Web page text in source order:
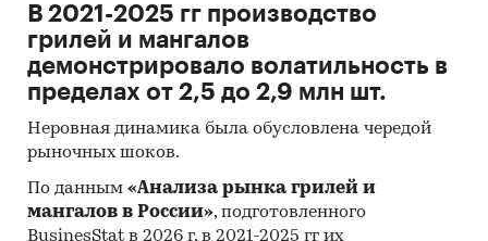
В 2021-2025 гг производство
грилей и мангалов
демонстрировало волатильность в
пределах от 2,5 до 2,9 млн шт.
Неровная динамика была обусловлена чередой
рыночных шоков.
По данным «Анализа рынка грилей и
мангалов в России», подготовленного
BusinesStat в 2026 г, в 2021-2025 гг их